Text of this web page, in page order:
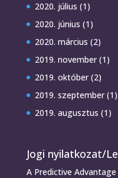
2020. július (1)
2020. június (1)
2020. március (2)
2019. november(1)
2019. október(2)
2019. szeptember(1)
2019. augusztus (1)
Jogi nyilatkozat/
A Predictive